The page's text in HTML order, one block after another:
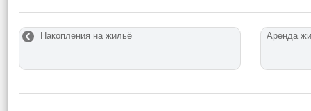
Накопления на жильё Аренда